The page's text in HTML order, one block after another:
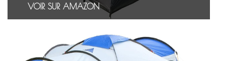
VOIR SUR AMAZON